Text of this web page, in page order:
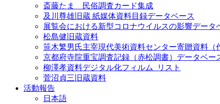
斎藤たま 民俗調査カード集成
及川尊雄旧蔵 紙媒体資料目録データベース
展覧会における新型コロナウイルスの影響データ
松島健旧蔵資料
笹木繁男氏主宰現代美術資料センター寄贈資料（
京都府寺院重宝調査記録（赤松調書）データベー
柳澤孝資料デジタル化フィルム_リスト
菅沼貞三旧蔵資料
活動報告
日本語